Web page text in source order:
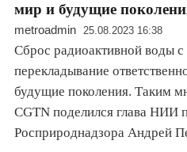
мир и будущие
metroadmin 25.08.2023 16:38
Сброс радиоактивной воды
перекладывание
будущие поколения. Таким
CGTN поделился глава НИИ
Росприроднадзора Андрей